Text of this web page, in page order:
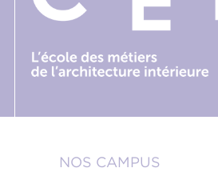
NOS CAMPUS